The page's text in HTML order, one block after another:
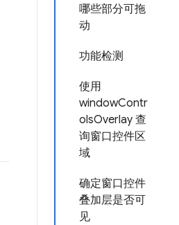
哪些部分可拖
动
功能检测
使用
windowContr
olsOverlay 查
询窗口控件区
域
确定窗口控件
叠加层是否可
见